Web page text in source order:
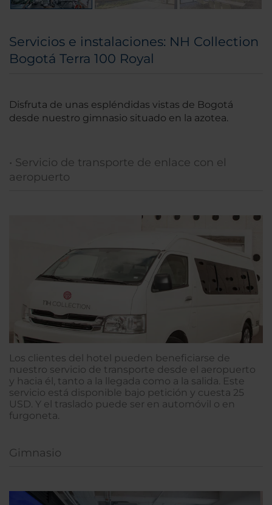
Servicios e instalaciones: NH Collection
Bogotá Terra 100 Royal
Disfruta de unas espléndidas vistas de Bogotá
desde nuestro gimnasio situado en la azotea.
• Servicio de transporte de enlace con el
aeropuerto
Los clientes del hotel pueden beneficiarse de
nuestro servicio de transporte desde el aeropuerto
y hacia él, tanto a la llegada como a la salida. Este
servicio está disponible bajo petición y cuesta 25
USD. Y el traslado puede ser en automóvil o en
furgoneta.
Gimnasio